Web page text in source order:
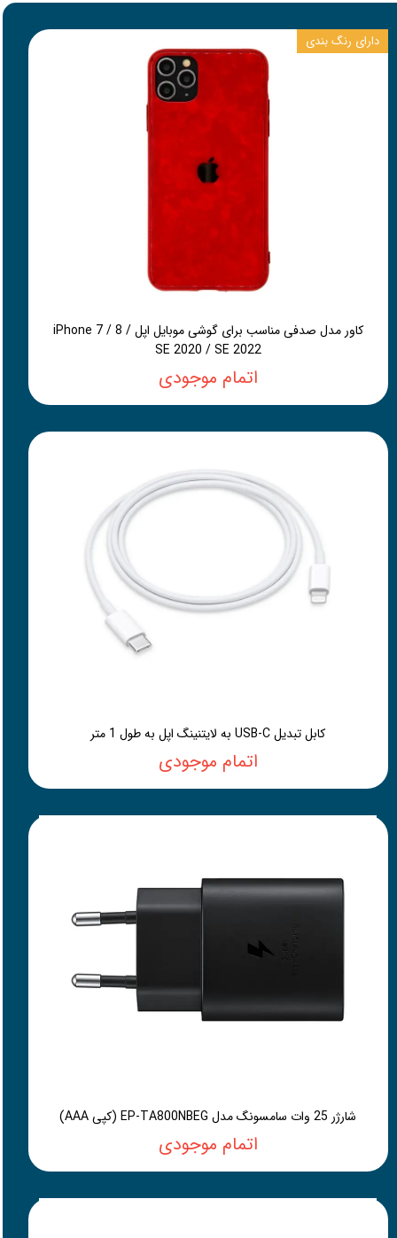
کاور مدل صدفی مناسب برای گوشی موبایل اپل iPhone 7 / 8 /
SE 2020 / SE 2022
اتمام موجودی
دارای رنگ بندی
کابل تبدیل USB-C به لایتنینگ اپل به طول 1 متر
اتمام موجودی
شارژر 25 وات سامسونگ مدل EP-TA800NBEG (کپی AAA)
اتمام موجودی